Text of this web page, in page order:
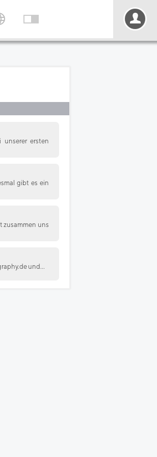
ersten
gibt es ein
zusammen uns
und...